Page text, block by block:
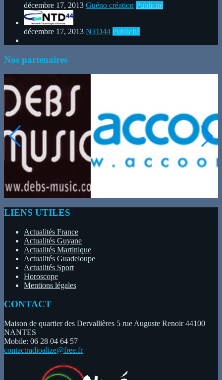
décembre 17, 2013 Guéno création Publicité
décembre 17, 2013 NTD44 Publicité
Nos partenaires
LIENS UTILES
Actualités France
Actualités Guyane
Actualités Martinique
Actualités Guadeloupe
Actualités Sport
Horoscope
Mentions légales
CONTACT
Maison de quartier des Dervallières 5 rue Auguste Renoir 44100
NANTES
Mobile: 06 28 04 64 57
contactradioalize@free.fr